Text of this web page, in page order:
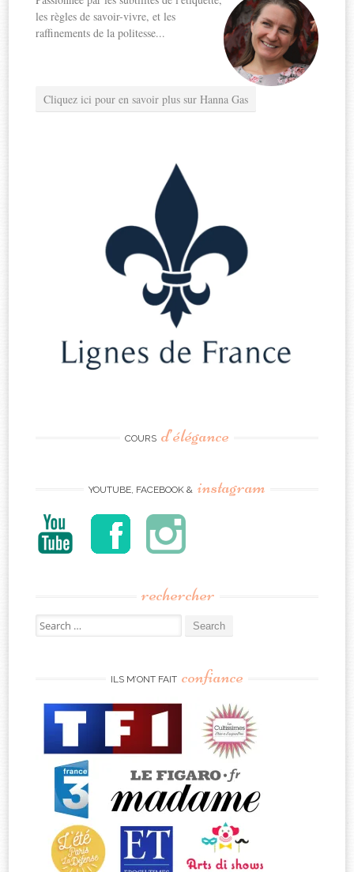
les règles de savoir-vivre, et les
raffinements de la politesse...
Cliquez ici pour en savoir plus sur Hanna Gas
COURS d’élégance
YOUTUBE, FACEBOOK & instagram
rechercher
Search
for:
ILS M’ONT FAIT confiance